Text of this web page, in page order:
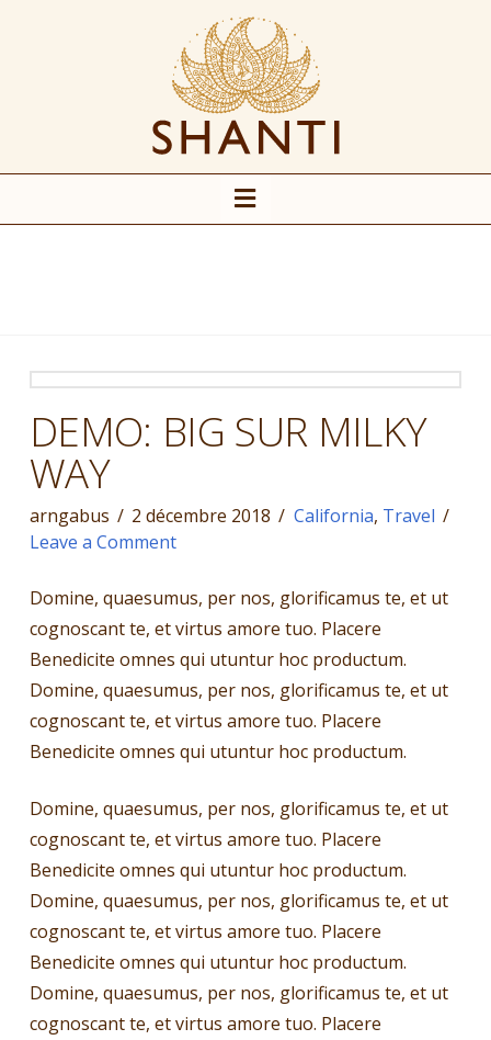
Navigation
DEMO: BIG SUR MILKY
WAY
arngabus 2 décembre 2018 California, Travel
Leave a Comment
Domine, quaesumus, per nos, glorificamus te, et ut
cognoscant te, et virtus amore tuo. Placere
Benedicite omnes qui utuntur hoc productum.
Domine, quaesumus, per nos, glorificamus te, et ut
cognoscant te, et virtus amore tuo. Placere
Benedicite omnes qui utuntur hoc productum.
Domine, quaesumus, per nos, glorificamus te, et ut
cognoscant te, et virtus amore tuo. Placere
Benedicite omnes qui utuntur hoc productum.
Domine, quaesumus, per nos, glorificamus te, et ut
cognoscant te, et virtus amore tuo. Placere
Benedicite omnes qui utuntur hoc productum.
Domine, quaesumus, per nos, glorificamus te, et ut
cognoscant te, et virtus amore tuo. Placere